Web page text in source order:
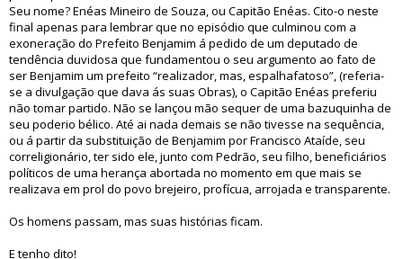
Seu nome? Enéas Mineiro de Souza, ou Capitão Enéas. Cito-o neste
final apenas para lembrar que no episódio que culminou com a
exoneração do Prefeito Benjamim á pedido de um deputado de
tendência duvidosa que fundamentou o seu argumento ao fato de
ser Benjamim um prefeito “realizador, mas, espalhafatoso”, (referia-
se a divulgação que dava ás suas Obras), o Capitão Enéas preferiu
não tomar partido. Não se lançou mão sequer de uma bazuquinha de
seu poderio bélico. Até ai nada demais se não tivesse na sequência,
ou á partir da substituição de Benjamim por Francisco Ataíde, seu
correligionário, ter sido ele, junto com Pedrão, seu filho, beneficiários
políticos de uma herança abortada no momento em que mais se
realizava em prol do povo brejeiro, profícua, arrojada e transparente.
Os homens passam, mas suas histórias ficam.
E tenho dito!